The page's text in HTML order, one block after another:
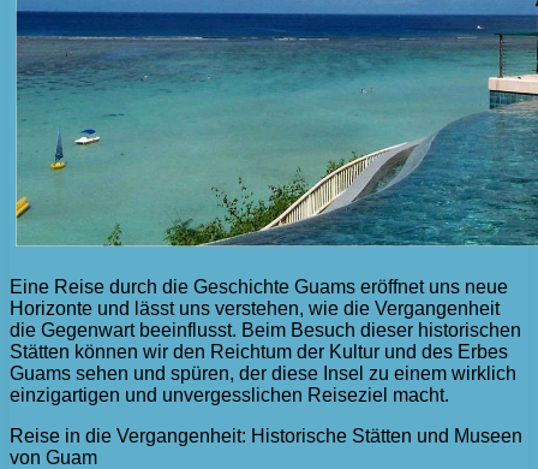
Eine Reise durch die Geschichte Guams eröffnet uns neue
Horizonte und lässt uns verstehen, wie die Vergangenheit
die Gegenwart beeinflusst. Beim Besuch dieser historischen
Stätten können wir den Reichtum der Kultur und des Erbes
Guams sehen und spüren, der diese Insel zu einem wirklich
einzigartigen und unvergesslichen Reiseziel macht.
Reise in die Vergangenheit: Historische Stätten und Museen
von Guam